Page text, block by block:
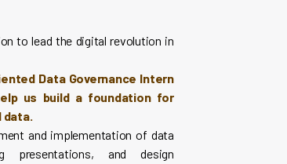
to lead the digital revolution in
Data Governance Intern
us build a foundation for
data.
and implementation of data
presentations, and design